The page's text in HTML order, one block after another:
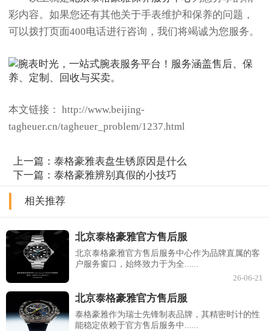
彩内容。如果您还有其他关于手表维护和保养的问题，
可以拨打页面400电话进行咨询，我们将竭诚为您服务。
本文链接： http://www.beijing-
tagheuer.cn/tagheuer_problem/1237.html
上一篇：泰格豪雅表盘生锈原因是什么
下一篇：泰格豪雅辨别真假的小技巧
相关推荐
北京泰格豪雅官方售后服
北京泰格豪雅官方售后服务中心作为品牌直属的客
户服务窗口，始终致力于为全......
26-06-21
北京泰格豪雅官方售后服
泰格豪雅作为瑞士先锋制表品牌，其精密时计的性
能稳定依赖于官方售后服务中......